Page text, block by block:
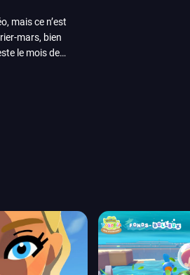
mais ce n’est
mars, bien
le mois de
faire autre
Star Wars,
trouverez